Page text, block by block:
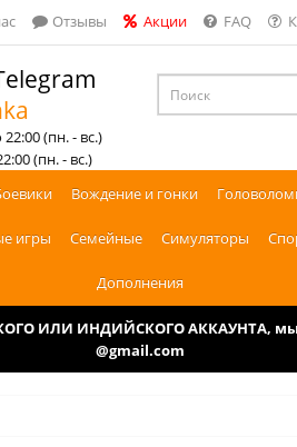
Отзывы Акции FAQ
(пн. - вс.)
(пн. - вс.)
Вождение и гонки
игры Семейные Симуляторы
Дополнения
ИЛИ ИНДИЙСКОГО АККАУНТА,
@gmail.com